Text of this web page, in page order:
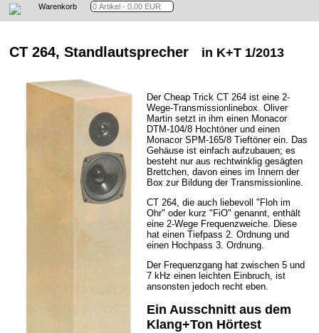
Warenkorb
CT 264, Standlautsprecher in K+T 1/2013
Der Cheap Trick CT 264 ist eine 2-
Wege-Transmissionlinebox. Oliver
Martin setzt in ihm einen Monacor
DTM-104/8 Hochtöner und einen
Monacor SPM-165/8 Tieftöner ein. Das
Gehäuse ist einfach aufzubauen; es
besteht nur aus rechtwinklig gesägten
Brettchen, davon eines im Innern der
Box zur Bildung der Transmissionline.
CT 264, die auch liebevoll "Floh im
Ohr" oder kurz "FiO" genannt, enthält
eine 2-Wege Frequenzweiche. Diese
hat einen Tiefpass 2. Ordnung und
einen Hochpass 3. Ordnung.
Der Frequenzgang hat zwischen 5 und
7 kHz einen leichten Einbruch, ist
ansonsten jedoch recht eben.
Ein Ausschnitt aus dem
Klang+Ton Hörtest